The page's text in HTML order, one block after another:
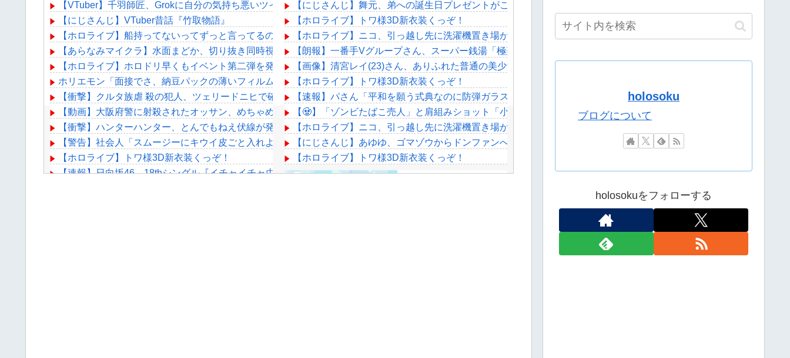
【VTuber】千羽師匠、Grokに自分の気持ち悪いツイート聞くやつやってるのかなって思ったら相手鴨神やんけ
【にじさんじ】VTuber昔話『竹取物語』
【ホロライブ】船持ってないってずっと言ってるのに何故かみんな船上にいるよね
【あらなみマイクラ】水面まどか、切り抜き同時視聴！マネージャーがこれ同時視聴しましょう！ってやってんの草
【ホロライブ】ホロドリ早くもイベント第二弾を発表！！本日18時に詳細公開
ホリエモン「面接でさ、納豆パックの薄いフィルムって何のために入っていの？って聞くわけ」
【衝撃】クルタ族虐 殺の犯人、ツェリードニヒで確定！クロロの演劇のせいで2人も無駄死ににwwww
【動画】大阪府警に射殺されたオッサン、めちゃめちゃ苦しそうに死ぬ
【衝撃】ハンターハンター、とんでもねえ伏線が発掘される。クルタ族の虐殺犯人がツェリードニヒだった模様！
【警告】社会人「スムージーにキウイ皮ごと入れよ。これ美容にいいんだよね〜」→ 結果…
【ホロライブ】トワ様3D新衣装くっぞ！
【速報】日向坂46、18thシングル『イチャイチャ虫』の発売が決定！！
【にじさんじ】舞元、弟への誕生日プレゼントがこちら『いやな兄』『ぶん殴られても文句は言えんやろこれ』
【ホロライブ】トワ様3D新衣装くっぞ！
【ホロライブ】ニコ、引っ越し先に洗濯機置き場がない
【朗報】一番手Vグループさん、スーパー銭湯「極楽湯」とコラボ！
【画像】清宮レイ(23)さん、ありふれた普通の美少女になる
【ホロライブ】トワ様3D新衣装くっぞ！
【速報】パさん「平和を願う式典なのに防弾ガラスと防弾バッグSP」安倍元首相の悲劇や石破前首相も同環境だった
【🧟】「ゾンビたばこ売人」と肩組みショット「小園海斗」に注がれる“厳しい視線” 「レギュラー剥奪も選択肢の
【ホロライブ】ニコ、引っ越し先に洗濯機置き場がない
【にじさんじ】あゆゆ、ゴマゾウからドンファンへの進化に絶句や
【ホロライブ】トワ様3D新衣装くっぞ！
holosoku
ブログについて
holosokuをフォローする